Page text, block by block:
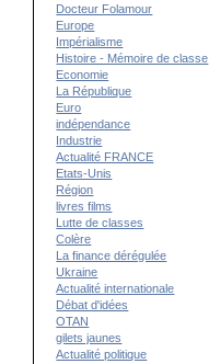
Docteur Folamour
Europe
Impérialisme
Histoire - Mémoire de classe
Economie
La République
Euro
indépendance
Industrie
Actualité FRANCE
Etats-Unis
Région
livres films
Lutte de classes
Colère
La finance dérégulée
Ukraine
Actualité internationale
Débat d'idées
OTAN
gilets jaunes
Actualité politique